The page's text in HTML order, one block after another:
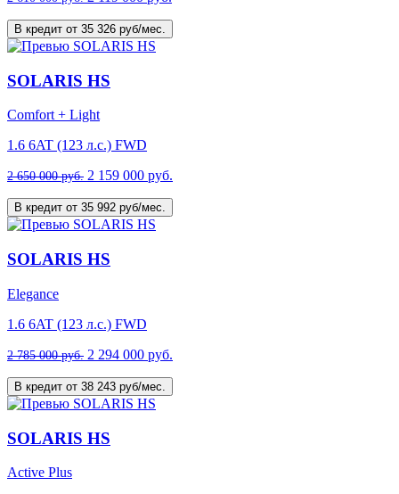
В кредит от 35 326 руб/мес.
SOLARIS HS
Comfort + Light
1.6 6AT (123 л.с.) FWD
2 650 000 руб. 2 159 000 руб.
В кредит от 35 992 руб/мес.
SOLARIS HS
Elegance
1.6 6AT (123 л.с.) FWD
2 785 000 руб. 2 294 000 руб.
В кредит от 38 243 руб/мес.
SOLARIS HS
Active Plus